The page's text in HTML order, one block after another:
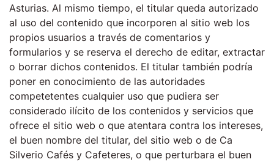
Asturias. Al mismo tiempo, el titular queda autorizado
al uso del contenido que incorporen al sitio web los
propios usuarios a través de comentarios y
formularios y se reserva el derecho de editar, extractar
o borrar dichos contenidos. El titular también podría
poner en conocimiento de las autoridades
competetentes cualquier uso que pudiera ser
considerado ilícito de los contenidos y servicios que
ofrece el sitio web o que atentara contra los intereses,
el buen nombre del titular, del sitio web o de Ca
Silverio Cafés y Cafeteres, o que perturbara el buen